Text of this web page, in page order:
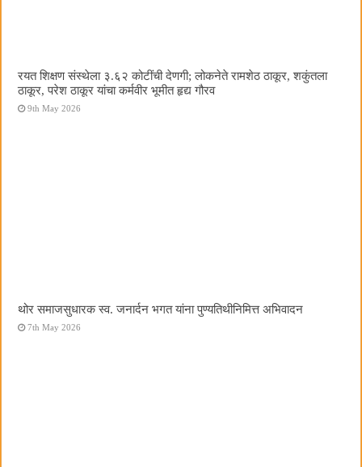
रयत शिक्षण संस्थेला ३.६२ कोटींची देणगी; लोकनेते रामशेठ ठाकूर, शकुंतला
ठाकूर, परेश ठाकूर यांचा कर्मवीर भूमीत हृद्य गौरव
9th May 2026
थोर समाजसुधारक स्व. जनार्दन भगत यांना पुण्यतिथीनिमित्त अभिवादन
7th May 2026